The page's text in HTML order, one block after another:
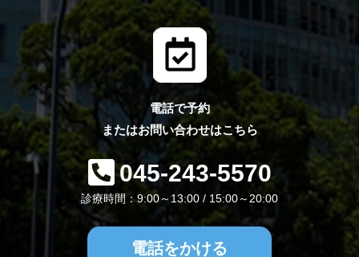
電話で予約
またはお問い合わせはこちら
045-243-5570
診療時間：9:00～13:00 / 15:00～20:00
電話をかける